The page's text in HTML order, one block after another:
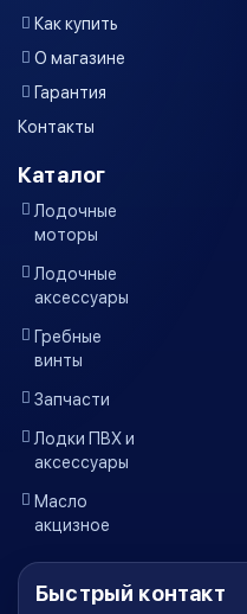
Как купить
О магазине
Гарантия
Контакты
Каталог
Лодочные
моторы
Лодочные
аксессуары
Гребные
винты
Запчасти
Лодки ПВХ и
аксессуары
Масло
акцизное
Быстрый контакт